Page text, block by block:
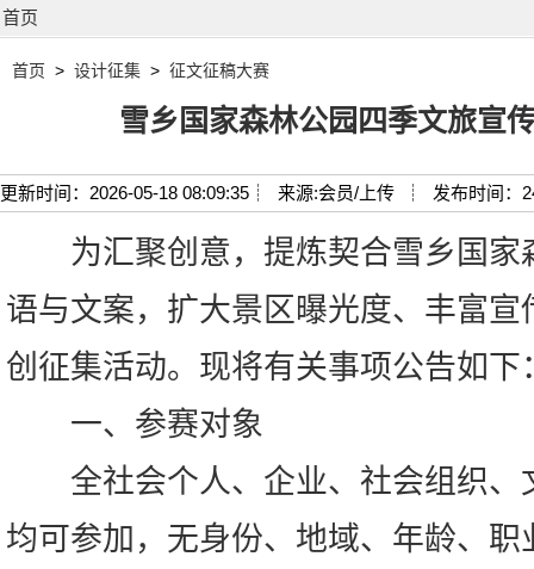
首页
首页 > 设计征集 > 征文征稿大赛
雪乡国家森林公园四季文旅宣
更新时间：2026-05-18 08:09:35┊ 来源:会员/上传 ┊ 发布时间：
为汇聚创意，提炼契合雪乡国
语与文案，扩大景区曝光度、丰富
创征集活动。现将有关事项公告如下
一、参赛对象
全社会个人、企业、社会组织、
均可参加，无身份、地域、年龄、